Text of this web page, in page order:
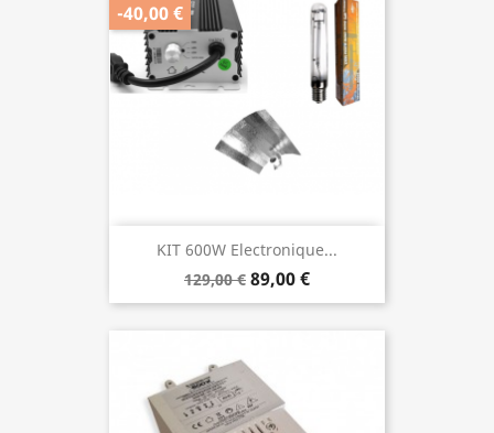
KIT 600W Electronique...
129,00 € 89,00 €
-40,00 €